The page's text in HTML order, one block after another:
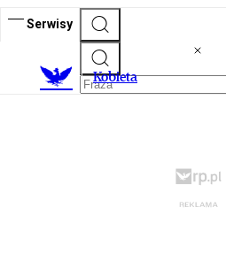
Serwisy
Kobieta